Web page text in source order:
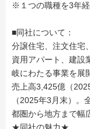
※１つの職種を3年経
■同社について：
分譲住宅、注文住宅
資用アパート、建設
岐にわたる事業を展
売上高3,425億（
（2025年3月末）
都圏から地方まで幅